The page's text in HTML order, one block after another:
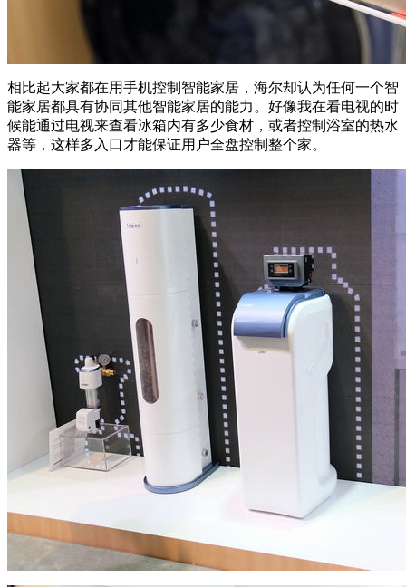
相比起大家都在用手机控制智能家居，海尔却认为任何一个智
能家居都具有协同其他智能家居的能力。好像我在看电视的时
候能通过电视来查看冰箱内有多少食材，或者控制浴室的热水
器等，这样多入口才能保证用户全盘控制整个家。